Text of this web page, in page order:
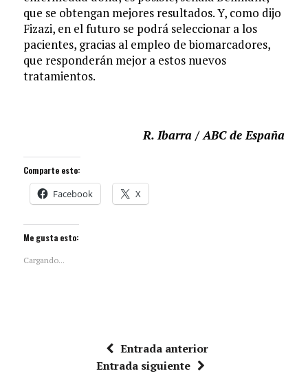
que se obtengan mejores resultados. Y, como dijo
Fizazi, en el futuro se podrá seleccionar a los
pacientes, gracias al empleo de biomarcadores,
que responderán mejor a estos nuevos
tratamientos.
R. Ibarra / ABC de España
Comparte esto:
Facebook X
Me gusta esto:
Cargando...
Entrada anterior
Entrada siguiente